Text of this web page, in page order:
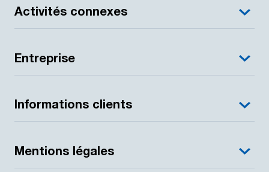
Activités connexes
Entreprise
Informations clients
Mentions légales